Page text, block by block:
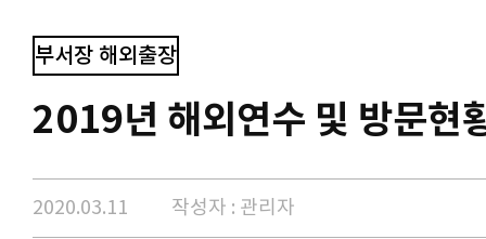
부서장 해외출장
2019년 해외연수 및 방문현
2020.03.11 작성자 : 관리자